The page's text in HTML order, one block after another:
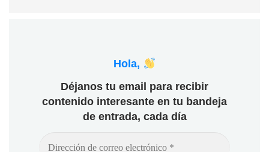
Hola,
Déjanos tu email para recibir
contenido interesante en tu bandeja
de entrada, cada día